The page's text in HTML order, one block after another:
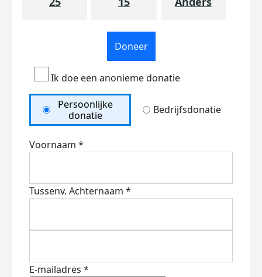
Doneer
Ik doe een anonieme donatie
Persoonlijke
donatie
Bedrijfsdonatie
Voornaam *
Tussenv. Achternaam *
E-mailadres *